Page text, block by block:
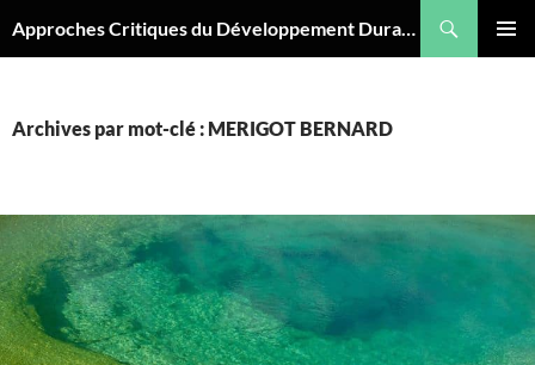
au
Approches Critiques du Développement Durable
Archives par mot-clé : MERIGOT BERNARD